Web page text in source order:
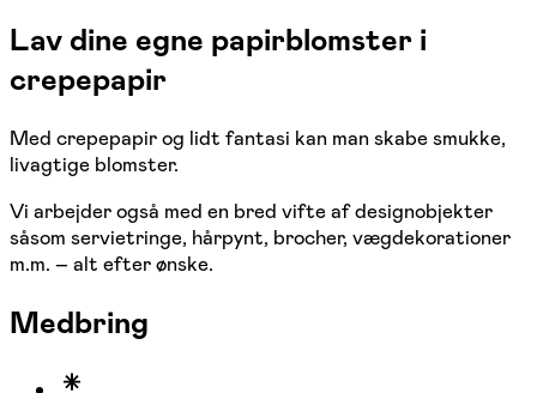
Lav dine egne papirblomster i
crepepapir
Med crepepapir og lidt fantasi kan man skabe smukke,
livagtige blomster.
Vi arbejder også med en bred vifte af designobjekter
såsom servietringe, hårpynt, brocher, vægdekorationer
m.m. – alt efter ønske.
Medbring